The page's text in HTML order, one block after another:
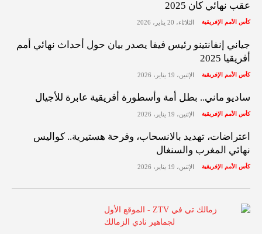
عقب نهائي كان 2025
كأس الأمم الإفريقية الثلاثاء، 20 يناير، 2026
جياني إنفانتينو رئيس فيفا يصدر بيان حول أحداث نهائي أمم
أفريقيا 2025
كأس الأمم الإفريقية الإثنين، 19 يناير، 2026
ساديو ماني.. بطل أمة وأسطورة أفريقية عابرة للأجيال
كأس الأمم الإفريقية الإثنين، 19 يناير، 2026
اعتراضات، تهديد بالانسحاب، وفرحة هستيرية.. كواليس
نهائي المغرب والسنغال
كأس الأمم الإفريقية الإثنين، 19 يناير، 2026